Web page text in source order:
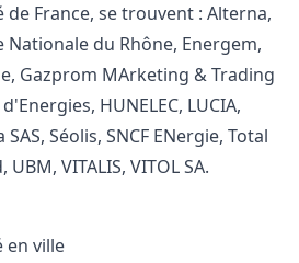
de France, se trouvent : Alterna,
Nationale du Rhône, Energem,
Gazprom MArketing & Trading
HUNELEC, LUCIA,
Séolis, SNCF ENergie, Total
VITALIS, VITOL SA.
en ville